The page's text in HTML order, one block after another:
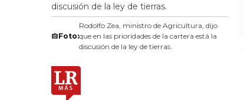
discusión de la ley de tierras.
Foto:
Rodolfo Zea, ministro de Agricultura, dijo
que en las prioridades de la cartera está la
discusión de la ley de tierras.